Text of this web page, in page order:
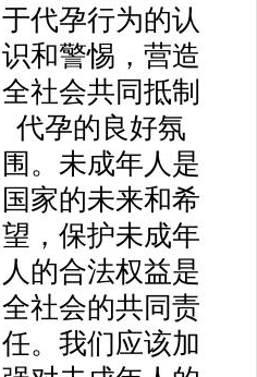
于代孕行为的认
识和警惕，营造
全社会共同抵制
代孕的良好氛
围。未成年人是
国家的未来和希
望，保护未成年
人的合法权益是
全社会的共同责
任。我们应该加